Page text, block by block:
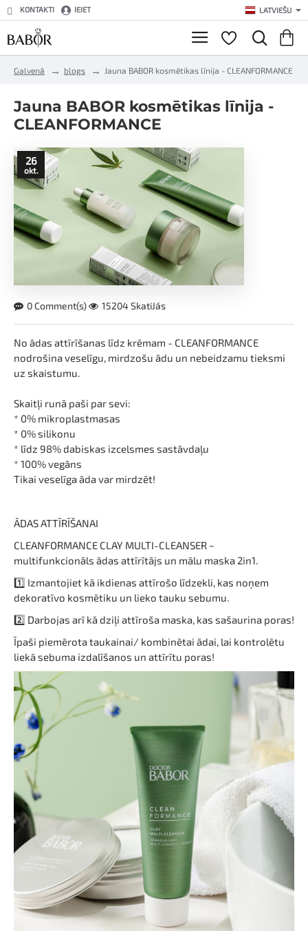
KONTAKTI IEIET LATVIEŠU
Galvenā
e
blogs Jauna BABOR kosmētikas līnija - CLEANFORMANCE
Jauna BABOR kosmētikas līnija -
CLEANFORMANCE
26
okt.
0 Comment(s) 15204 SkatiJās
No ādas attīrīšanas līdz krēmam - CLEANFORMANCE
nodrošina veselīgu, mirdzošu ādu un nebeidzamu tieksmi
uz skaistumu.
Skaitļi runā paši par sevi:
* 0% mikroplastmasas
* 0% silikonu
* līdz 98% dabiskas izcelsmes sastāvdaļu
* 100% vegāns
Tikai veselīga āda var mirdzēt!
ĀDAS ATTĪRĪŠANAI
CLEANFORMANCE CLAY MULTI-CLEANSER ~
multifunkcionāls ādas attīrītājs un mālu maska 2in1.
1️⃣ Izmantojiet kā ikdienas attīrošo līdzekli, kas noņem
dekoratīvo kosmētiku un lieko tauku sebumu.
2️⃣ Darbojas arī kā dziļi attīroša maska, kas sašaurina poras!
Īpaši piemērota taukainai/ kombinētai ādai, lai kontrolētu
liekā sebuma izdalīšanos un attīrītu poras!